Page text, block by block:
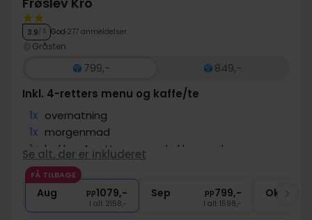
3.9/ 5 God 277 anmeldelser
Gråsten
799,-
849,-
Inkl. 4-retters menu og kaffe/te
1x overnatning
1x morgenmad
1x lækker 4-retters menu kokkens valg
1x 1 fl. vin til deling per middag
∞ Gratis kaffe/te om eftermiddagen
Se alt, der er inkluderet
FÅ TILBAGE
Aug pp1079,-
I alt 2158,-
Sep pp799,-
I alt 1598,-
Okt